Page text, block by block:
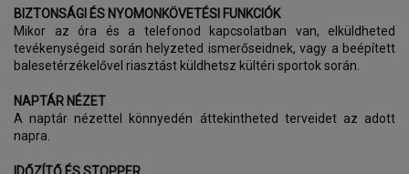
BIZTONSÁGI ÉS NYOMONKÖVETÉSI FUNKCIÓK
Mikor az óra és a telefonod kapcsolatban van, elküldheted
tevékenységeid során helyzeted ismerőseidnek, vagy a beépített
balesetérzékelővel riasztást küldhetsz kültéri sportok során.
NAPTÁR NÉZET
A naptár nézettel könnyedén áttekintheted terveidet az adott
napra.